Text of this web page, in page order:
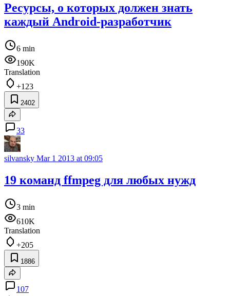
Ресурсы, о которых должен знать
каждый Android-разработчик
6 min
190K
Translation
+123
2402
33
silvansky Mar 1 2013 at 09:05
19 команд ffmpeg для любых нужд
3 min
610K
Translation
+205
1886
107